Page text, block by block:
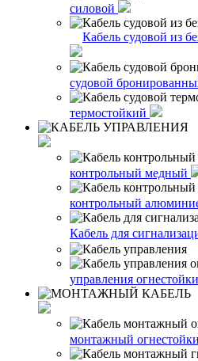
силовой
Кабель судовой из
судовой
термостойкий
контрольный медный
контрольный
Кабель для
управления
монтажный